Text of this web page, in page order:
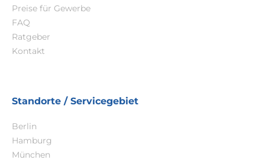
Preise für Gewerbe
FAQ
Ratgeber
Kontakt
Standorte / Servicegebiet
Berlin
Hamburg
München